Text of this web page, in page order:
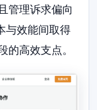
管理诉求偏向
与效能间取得
的高效支点。